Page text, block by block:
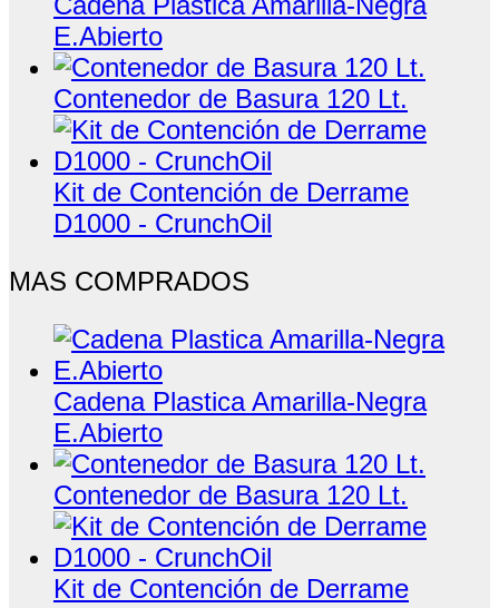
E.Abierto
Contenedor de Basura 120 Lt.
Kit de Contención de Derrame
D1000 - CrunchOil
MAS COMPRADOS
Cadena Plastica Amarilla-Negra
E.Abierto
Contenedor de Basura 120 Lt.
Kit de Contención de Derrame